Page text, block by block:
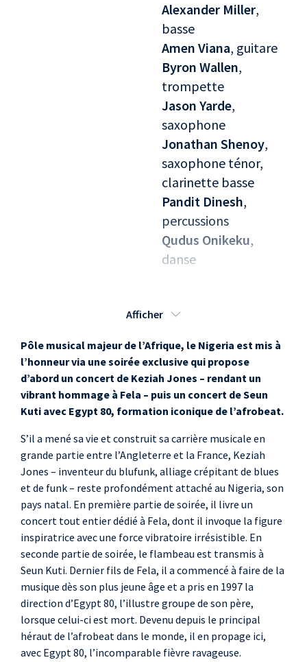
Alexander Miller,
basse
Amen Viana, guitare
Byron Wallen,
trompette
Jason Yarde,
saxophone
Jonathan Shenoy,
saxophone ténor,
clarinette basse
Pandit Dinesh,
percussions
Qudus Onikeku,
danse
ENTRACTE
Seconde partie : Seun Kuti
& Egypt 80
Seun Anikulapo-Kuti
chant, saxophone
alto
Oyebola Akinola Adio
Adebowale Osunnibu
, saxophone baryton
Oladimeji Akinyele
trompette
Adefolarin Idowu
Adedoyin, trompette
Joy Opara, chant,
danse
Kunle Justice
Fabrice Fila,
saxophone ténor
Mario Orsinet
Afficher
Pôle musical majeur de l’Afrique, le Nigeria est mis à
l’honneur via une soirée exclusive qui propose
d’abord un concert de Keziah Jones – rendant un
vibrant hommage à Fela – puis un concert de Seun
Kuti avec Egypt 80, formation iconique de l’afrobeat.
S’il a mené sa vie et construit sa carrière musicale en
grande partie entre l’Angleterre et la France, Keziah
Jones – inventeur du blufunk, alliage crépitant de blues
et de funk – reste profondément attaché au Nigeria, son
pays natal. En première partie de soirée, il livre un
concert tout entier dédié à Fela, dont il invoque la figure
inspiratrice avec une force vibratoire irrésistible. En
seconde partie de soirée, le flambeau est transmis à
Seun Kuti. Dernier fils de Fela, il a commencé à faire de la
musique dès son plus jeune âge et a pris en 1997 la
direction d’Egypt 80, l’illustre groupe de son père,
lorsque celui-ci est mort. Devenu depuis le principal
héraut de l’afrobeat dans le monde, il en propage ici,
avec Egypt 80, l’incomparable fièvre ravageuse.